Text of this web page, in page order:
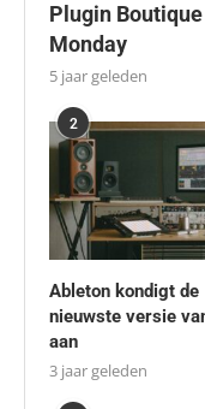
Plugin
Monday
5 jaar geleden
2
Ableton kondigt de
nieuwste versie
aan
3 jaar geleden